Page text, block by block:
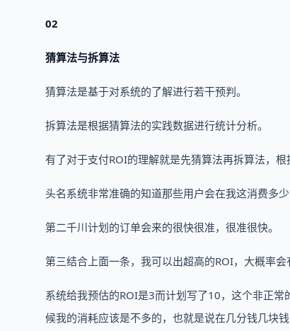
02
猜算法与拆算法
猜算法是基于对系统的了解进行若干预判。
拆算法是根据猜算法的实践数据进行统计分析。
有了对于支付ROI的理解就是先猜算法再拆算法，根
头名系统非常准确的知道那些用户会在我这消费多
第二千川计划的订单会来的很快很准，很准很快。
第三结合上面一条，我可以出超高的ROI，大概率
系统给我预估的ROI是3而计划写了10，这个非正
候我的消耗应该是不多的，也就是说在几分钱几块